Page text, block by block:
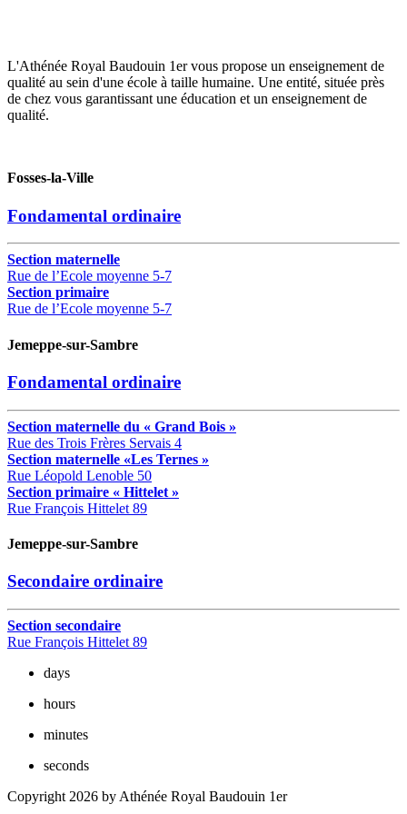
L'Athénée Royal Baudouin 1er vous propose un enseignement de
qualité au sein d'une école à taille humaine. Une entité, située près
de chez vous garantissant une éducation et un enseignement de
qualité.
Fosses-la-Ville
Fondamental ordinaire
Section maternelle
Rue de l’Ecole moyenne 5-7
Section primaire
Rue de l’Ecole moyenne 5-7
Jemeppe-sur-Sambre
Fondamental ordinaire
Section maternelle du « Grand Bois »
Rue des Trois Frères Servais 4
Section maternelle «Les Ternes »
Rue Léopold Lenoble 50
Section primaire « Hittelet »
Rue François Hittelet 89
Jemeppe-sur-Sambre
Secondaire ordinaire
Section secondaire
Rue François Hittelet 89
days
hours
minutes
seconds
Copyright 2026 by Athénée Royal Baudouin 1er